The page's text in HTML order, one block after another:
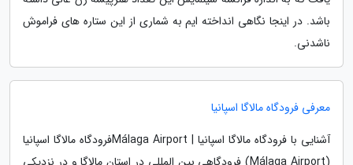
باشد. در اینجا نگاهی انداخته ایم به شماری از این ستاره های فراموش
ناشدنی.
معرفی فرودگاه مالاگا اسپانیا
آشنایی با فرودگاه مالاگا اسپانیا | Málaga Airportفرودگاه مالاگا اسپانیا